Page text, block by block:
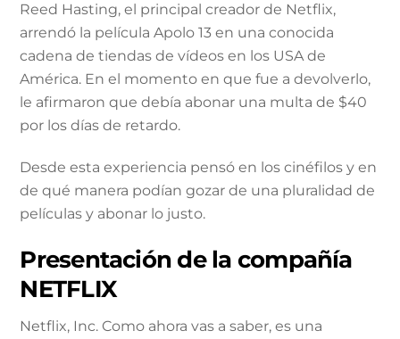
Reed Hasting, el principal creador de Netflix,
arrendó la película Apolo 13 en una conocida
cadena de tiendas de vídeos en los USA de
América. En el momento en que fue a devolverlo,
le afirmaron que debía abonar una multa de $40
por los días de retardo.
Desde esta experiencia pensó en los cinéfilos y en
de qué manera podían gozar de una pluralidad de
películas y abonar lo justo.
Presentación de la compañía
NETFLIX
Netflix, Inc. Como ahora vas a saber, es una